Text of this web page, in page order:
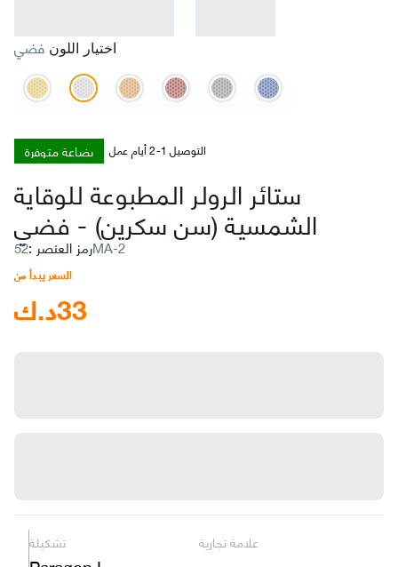
اختيار اللون فضي
بضاعة متوفرة التوصيل 1-2 أيام عمل
ستائر الرولر المطبوعة للوقاية
الشمسية (سن سكرين) - فضي
رمز العنصر : 52MA-2
السعر يبدأ من
د.ك33
تشكيلة علامة تجارية